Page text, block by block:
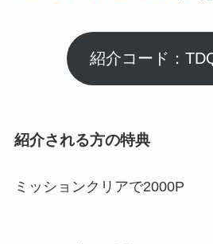
紹介コード：
紹介される方の特典
ミッションクリアで2000P